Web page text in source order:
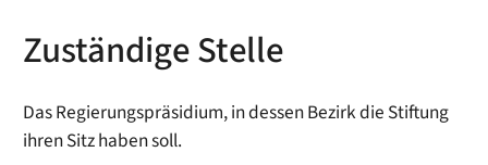
Zuständige Stelle
Das Regierungspräsidium, in dessen Bezirk die Stiftung
ihren Sitz haben soll.